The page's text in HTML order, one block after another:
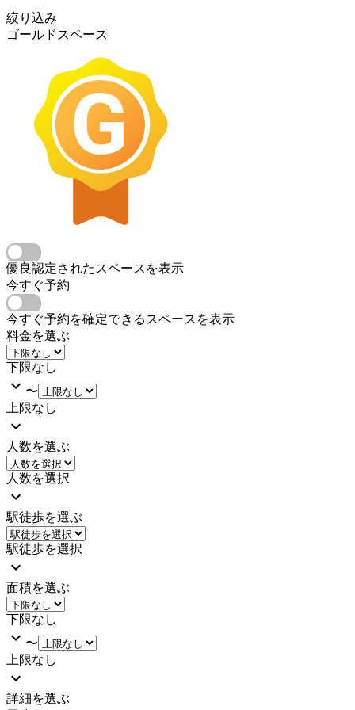
絞り込み
ゴールドスペース
優良認定されたスペースを表示
今すぐ予約
今すぐ予約を確定できるスペースを表示
料金を選ぶ
下限なし
〜
上限なし
人数を選ぶ
人数を選択
駅徒歩を選ぶ
駅徒歩を選択
面積を選ぶ
下限なし
〜
上限なし
詳細を選ぶ